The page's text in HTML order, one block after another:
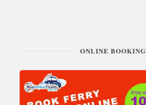
ONLINE BOOKING